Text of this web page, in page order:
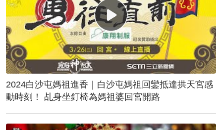
2024白沙屯媽祖進香｜白沙屯媽祖回鑾抵達拱天宮感
動時刻！ 乩身坐釘椅為媽祖婆回宮開路